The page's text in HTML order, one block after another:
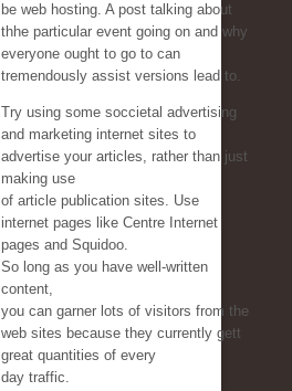
be web hosting. A post talking about
thhe particular event going on and why
everyone ought to go to can
tremendously assist versions lead to.
Try using some soccietal advertising
and marketing internet sites to
advertise your articles, rather than just
making use
of article publication sites. Use
internet pages like Centre Internet
pages and Squidoo.
So long as you have well-written
content,
you can garner lots of visitors from the
web sites because they currently gett
great quantities of every
day traffic.